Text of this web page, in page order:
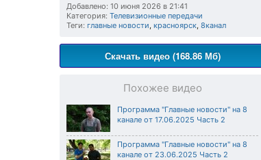
Добавлено: 10 июня 2026 в 21:41
Категория: Телевизионные передачи
Теги: главные новости, красноярск, 8канал
Скачать видео (168.86 Мб)
Похожее видео
Программа "Главные новости" на 8
канале от 17.06.2025 Часть 2
Программа "Главные новости" на 8
канале от 23.06.2025 Часть 2